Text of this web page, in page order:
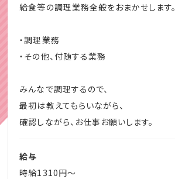
給食等の調理業務全般をおまかせします。
・調理業務
・その他、付随する業務
みんなで調理するので、
最初は教えてもらいながら、
確認しながら、お仕事お願いします。
給与
時給1310円～